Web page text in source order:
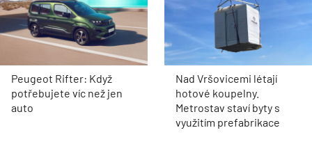
Peugeot Rifter: Když
potřebujete víc než jen
auto
Nad Vršovicemi létají
hotové koupelny.
Metrostav staví byty s
využitím prefabrikace